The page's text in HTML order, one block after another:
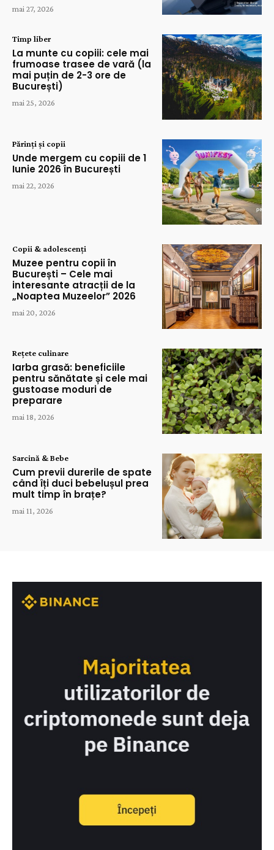
mai 27, 2026
Timp liber
La munte cu copiii: cele mai
frumoase trasee de vară (la
mai puțin de 2-3 ore de
București)
mai 25, 2026
Părinți și copii
Unde mergem cu copiii de 1
Iunie 2026 în București
mai 22, 2026
Copii & adolescenți
Muzee pentru copii în
București – Cele mai
interesante atracții de la
„Noaptea Muzeelor” 2026
mai 20, 2026
Rețete culinare
Iarba grasă: beneficiile
pentru sănătate și cele mai
gustoase moduri de
preparare
mai 18, 2026
Sarcină & Bebe
Cum previi durerile de spate
când îți duci bebelușul prea
mult timp în brațe?
mai 11, 2026